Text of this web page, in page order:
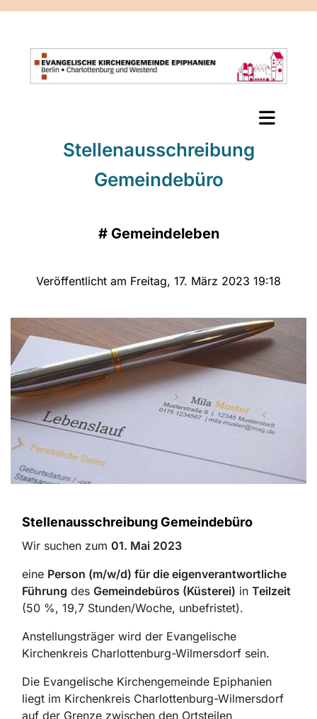
Stellenausschreibung
Gemeindebüro
# Gemeindeleben
Veröffentlicht am Freitag, 17. März 2023 19:18
Stellenausschreibung Gemeindebüro
Wir suchen zum 01. Mai 2023
eine Per­son (m/w/d) für die eigenverantwortliche
Führung des Gemeindebüros (Küsterei) in Teilzeit
(50 %, 19,7 Stunden/Woche, unbefristet).
Anstellungsträger wird der Evangelische
Kirchenkreis Charlottenburg-Wilmersdorf sein.
Die Evangelische Kirchengemeinde Epiphanien
liegt im Kirchenkreis Charlottenburg-Wilmersdorf
auf der Grenze zwischen den Ortsteilen